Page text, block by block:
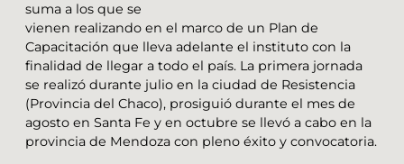
suma a los que se
vienen realizando en el marco de un Plan de
Capacitación que lleva adelante el instituto con la
finalidad de llegar a todo el país. La primera jornada
se realizó durante julio en la ciudad de Resistencia
(Provincia del Chaco), prosiguió durante el mes de
agosto en Santa Fe y en octubre se llevó a cabo en la
provincia de Mendoza con pleno éxito y convocatoria.